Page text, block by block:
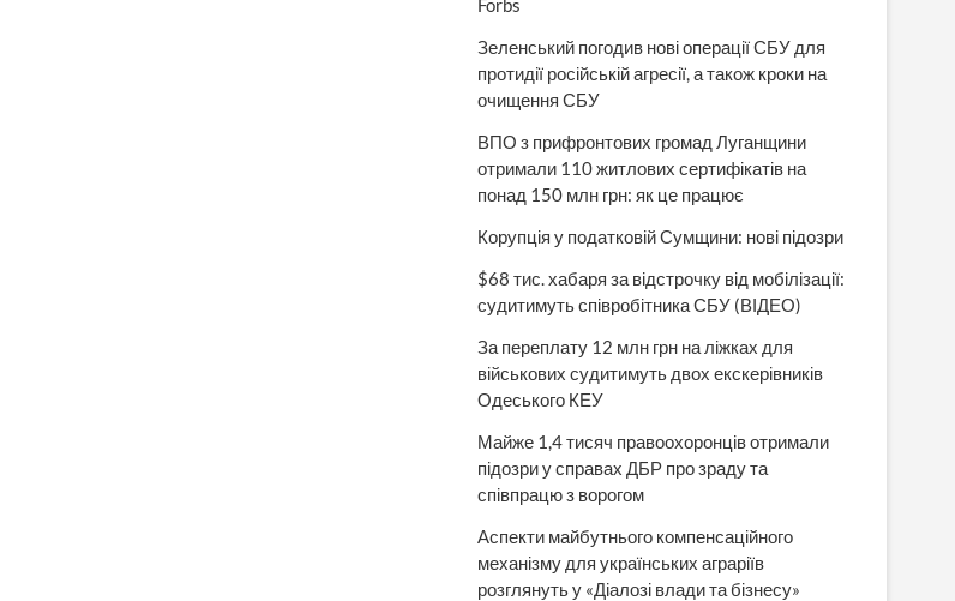
Forbs
Зеленський погодив нові операції СБУ для
протидії російській агресії, а також кроки на
очищення СБУ
ВПО з прифронтових громад Луганщини
отримали 110 житлових сертифікатів на
понад 150 млн грн: як це працює
Корупція у податковій Сумщини: нові підозри
$68 тис. хабаря за відстрочку від мобілізації:
судитимуть співробітника СБУ (ВІДЕО)
За переплату 12 млн грн на ліжках для
військових судитимуть двох екскерівників
Одеського КЕУ
Майже 1,4 тисяч правоохоронців отримали
підозри у справах ДБР про зраду та
співпрацю з ворогом
Аспекти майбутнього компенсаційного
механізму для українських аграріїв
розглянуть у «Діалозі влади та бізнесу»